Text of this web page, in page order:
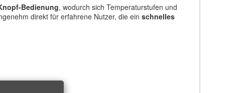
Bedienung, wodurch sich Temperaturstufen und
direkt für erfahrene Nutzer, die ein schnelles